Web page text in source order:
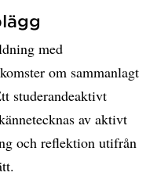
med
om sammanlagt
studerandeaktivt
av aktivt
och reflektion utifrån